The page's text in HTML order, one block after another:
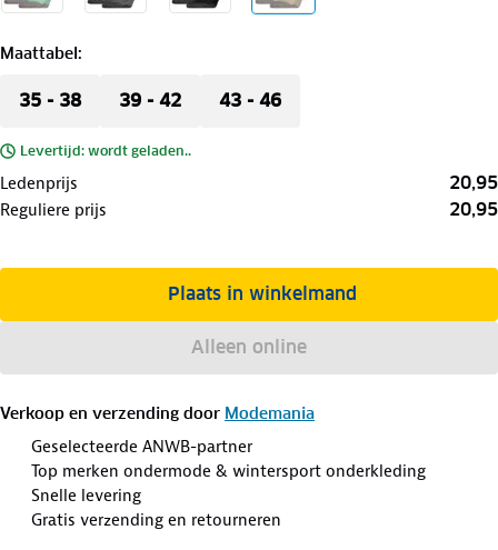
Maattabel:
35 - 38 39 - 42 43 - 46
Levertijd: wordt geladen..
Ledenprijs 20,95
Reguliere prijs 20,95
Plaats in winkelmand
Alleen online
Verkoop en verzending door Modemania
Geselecteerde ANWB-partner
Top merken ondermode & wintersport onderkleding
Snelle levering
Gratis verzending en retourneren